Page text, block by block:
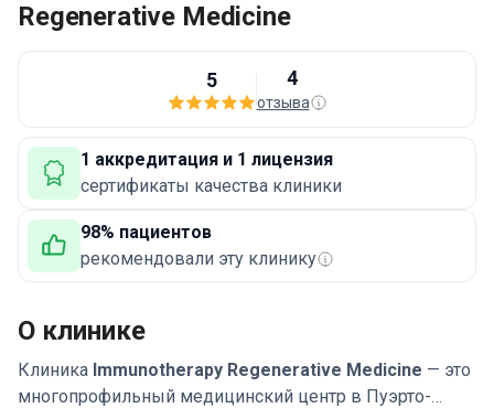
Regenerative Medicine
5 4
отзыва
1 аккредитация и 1 лицензия
сертификаты качества клиники
98% пациентов
рекомендовали эту клинику
О клинике
Клиника Immunotherapy Regenerative Medicine — это
многопрофильный медицинский центр в Пуэрто-